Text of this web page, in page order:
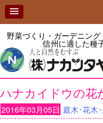
野菜づくり・ガーデニング
信州に適した種
ハナカイドウの花
2016年03月05日 庭木･花木